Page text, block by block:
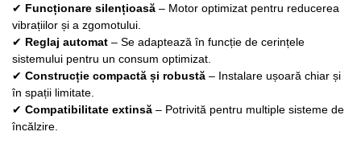
✔ Funcționare silențioasă – Motor optimizat pentru reducerea
vibrațiilor și a zgomotului.
✔ Reglaj automat – Se adaptează în funcție de cerințele
sistemului pentru un consum optimizat.
✔ Construcție compactă și robustă – Instalare ușoară chiar și
în spații limitate.
✔ Compatibilitate extinsă – Potrivită pentru multiple sisteme de
încălzire.